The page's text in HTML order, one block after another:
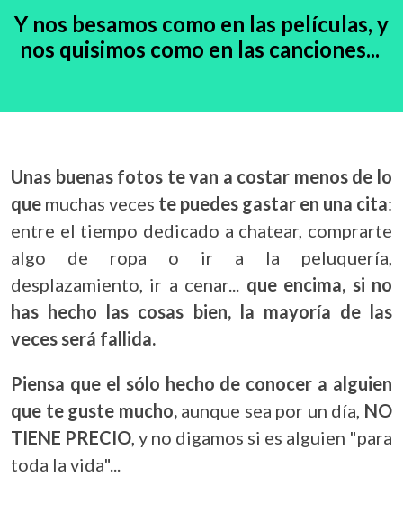
Y nos besamos como en las películas, y
nos quisimos como en las canciones...
Unas buenas fotos te van a costar menos de lo
que muchas veces te puedes gastar en una cita:
entre el tiempo dedicado a chatear, comprarte
algo de ropa o ir a la peluquería,
desplazamiento, ir a cenar...
que encima, si no
has hecho las cosas bien, la mayoría de las
veces será fallida.
Piensa que el sólo hecho de conocer a alguien
que te guste mucho,aunque sea por un día, NO
TIENE PRECIO , y no digamos si es alguien "para
toda la vida"...